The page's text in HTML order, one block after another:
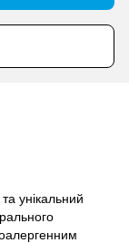
унікальний